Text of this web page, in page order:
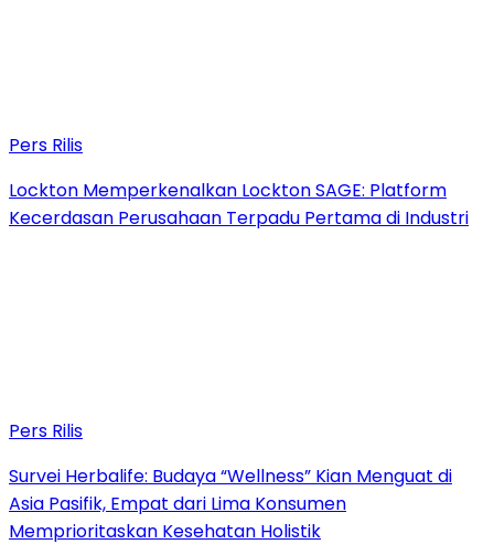
Pers Rilis
Lockton Memperkenalkan Lockton SAGE: Platform
Kecerdasan Perusahaan Terpadu Pertama di Industri
Pers Rilis
Survei Herbalife: Budaya “Wellness” Kian Menguat di
Asia Pasifik, Empat dari Lima Konsumen
Memprioritaskan Kesehatan Holistik